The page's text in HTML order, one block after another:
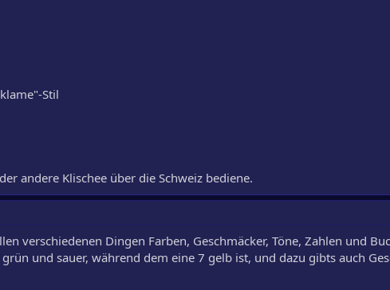
Stil
andere Klischee über die Schweiz bediene.
verschiedenen Dingen Farben, Geschmäcker, Töne, Zahlen und
und sauer, während dem eine 7 gelb ist, und dazu gibts auch